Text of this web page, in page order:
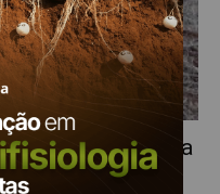
fundamental para